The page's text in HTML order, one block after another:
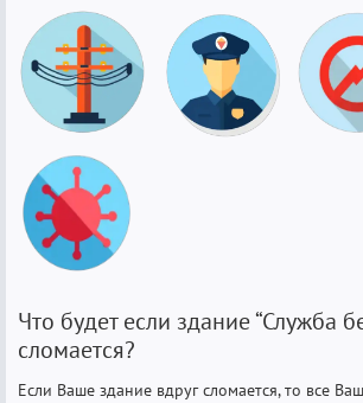
Что будет если здание “Служба
сломается?
Если Ваше здание вдруг сломается, то все